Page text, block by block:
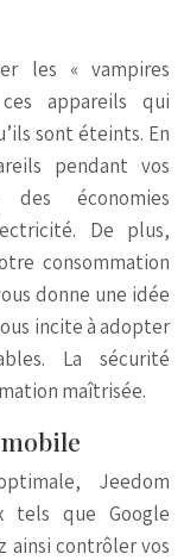
les « vampires
appareils qui
sont éteints. En
pendant vos
économies
De plus,
consommation
donne une idée
incite à adopter
La sécurité
maîtrisée.
Jeedom
tels que Google
ainsi contrôler vos